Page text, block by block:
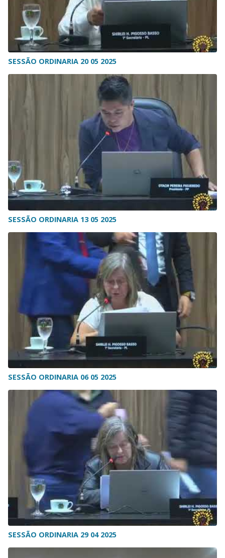
SESSÃO ORDINARIA 20 05 2025
SESSÃO ORDINARIA 13 05 2025
SESSÃO ORDINARIA 06 05 2025
SESSÃO ORDINARIA 29 04 2025